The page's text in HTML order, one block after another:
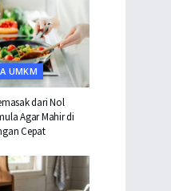
UMKM
dari Nol
Agar Mahir di
Cepat